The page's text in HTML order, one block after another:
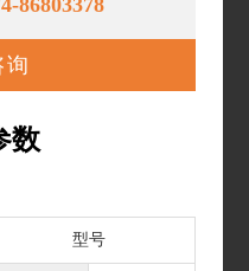
询
数
型号